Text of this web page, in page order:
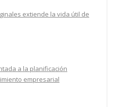
extiende la vida útil de
a la planificación
empresarial